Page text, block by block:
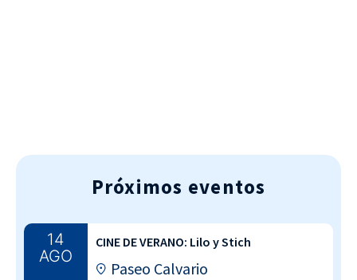
Próximos eventos
14
AGO
CINE DE VERANO: Lilo y Stich
Paseo Calvario